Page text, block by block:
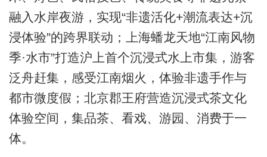
融入水岸夜游，实现“非遗活化+潮流表达+沉
浸体验”的跨界联动；上海蟠龙天地“江南风物
季·水市”打造沪上首个沉浸式水上市集，游客
泛舟赶集，感受江南烟火，体验非遗手作与
都市微度假；北京郡王府营造沉浸式茶文化
体验空间，集品茶、看戏、游园、消费于一
体。